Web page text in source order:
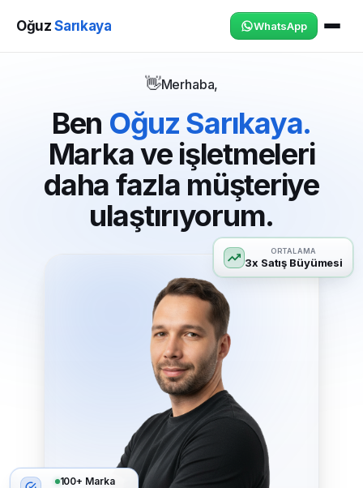
OğuzSarıkaya WhatsApp
👋Merhaba,
Ben Oğuz Sarıkaya.
Marka ve işletmeleri
daha fazla müşteriye
ulaştırıyorum.
ORTALAMA
3x Satış Büyümesi
100+ Marka